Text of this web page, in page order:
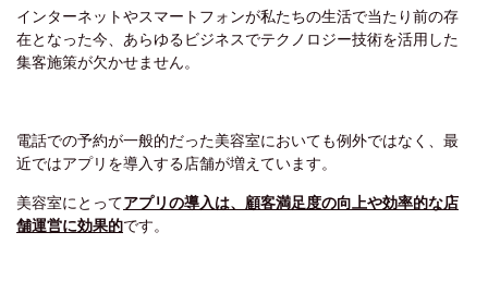
インターネットやスマートフォンが私たちの生活で当たり前の存
在となった今、あらゆるビジネスでテクノロジー技術を活用した
集客施策が欠かせません。
電話での予約が一般的だった美容室においても例外ではなく、最
近ではアプリを導入する店舗が増えています。
美容室にとってアプリの導入は、顧客満足度の向上や効率的な店
舗運営に効果的です。